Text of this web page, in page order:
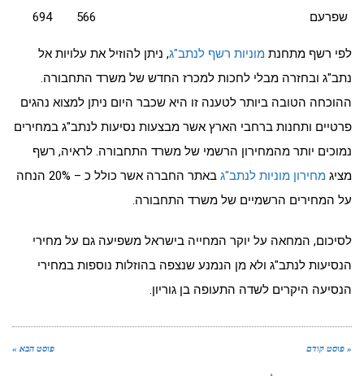
שפרעם 566
694
לפי רשף מתחנת מוניות רשף לנתב"ג, ניתן להוזיל את עלויות אל
נתב"ג ובחזרה מבלי לחכות למכרז החדש של משרד התחבורה.
ההוכחה הטובה ביותר לטענה זו היא שכבר היום ניתן למצוא נהגים
פרטיים ותחנות ברחבי הארץ אשר מבצעות נסיעות לנתב"ג במחירים
נמוכים יותר מהמחירון הרשמי של משרד התחבורה. לראיה, רשף
מציג מחירון מוניות לנתב"ג
באתר החברה אשר כולל כ – 20% הנחה
על המחירים הרשמיים של משרד התחבורה.
לסיכום, המחאה על יוקר המחייה בישראל משפיעה גם על מחירי
הנסיעות לנתב"ג ולא מן הנמנע שנצפה בהוזלות נוספות במחירי
הנסיעה היקרים לשדה התעופה בן גוריון.
« פוסט קודם פוסט הבא »